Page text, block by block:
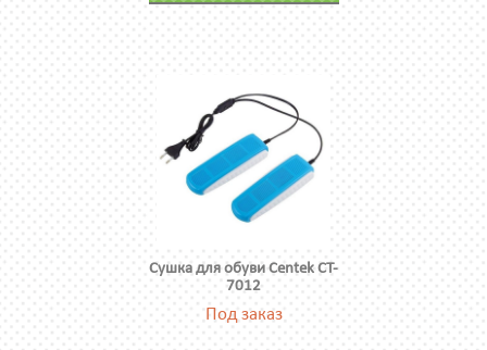
Сушка для обуви Centek CT-
7012
Под заказ